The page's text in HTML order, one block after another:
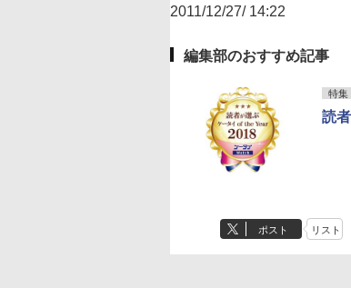
2011/12/27/ 14:22
編集部のおすすめ記事
特集
読
ポスト リスト